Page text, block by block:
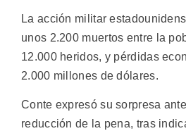
La acción militar
unos 2.200 muertos entre la
12.000 heridos, y pérdidas
2.000 millones de dólares.
Conte expresó su sorpresa
reducción de la pena, tras